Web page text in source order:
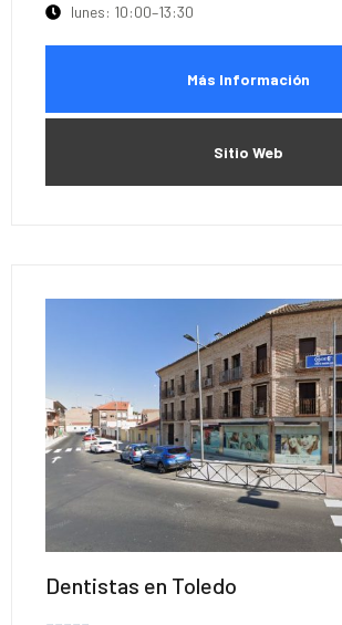
lunes: 10:00–13:30
Más Información
Sitio Web
Dentistas en Toledo